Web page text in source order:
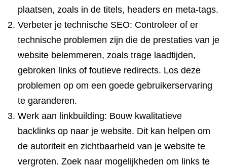
plaatsen, zoals in de titels, headers en meta-tags.
Verbeter je technische SEO: Controleer of er
technische problemen zijn die de prestaties van je
website belemmeren, zoals trage laadtijden,
gebroken links of foutieve redirects. Los deze
problemen op om een goede gebruikerservaring
te garanderen.
Werk aan linkbuilding: Bouw kwalitatieve
backlinks op naar je website. Dit kan helpen om
de autoriteit en zichtbaarheid van je website te
vergroten. Zoek naar mogelijkheden om links te